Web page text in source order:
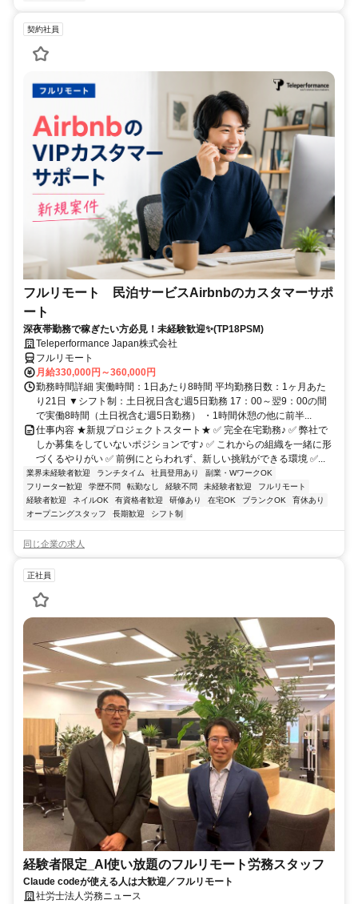
契約社員
フルリモート 民泊サービスAirbnbのカスタマーサポ
ート
深夜帯勤務で稼ぎたい方必見！未経験歓迎✨(TP18PSM)
Teleperformance Japan株式会社
フルリモート
月給330,000円～360,000円
勤務時間詳細 実働時間：1日あたり8時間 平均勤務日数：1ヶ月あた
り21日 ▼シフト制：土日祝日含む週5日勤務 17：00～翌9：00の間
で実働8時間（土日祝含む週5日勤務） ・1時間休憩の他に前半...
仕事内容 ★新規プロジェクトスタート★ ✅ 完全在宅勤務♪ ✅ 弊社で
しか募集をしていないポジションです♪ ✅ これからの組織を一緒に形
づくるやりがい ✅ 前例にとらわれず、新しい挑戦ができる環境 ✅...
業界未経験者歓迎 ランチタイム 社員登用あり
副業・WワークOK
フリーター歓迎
学歴不問 転勤なし 経験不問 未経験者歓迎
フルリモート
経験者歓迎
ネイルOK 有資格者歓迎 研修あり 在宅OK ブランクOK
育休あり
オープニングスタッフ
長期歓迎 シフト制
同じ企業の求人
正社員
経験者限定_AI使い放題のフルリモート労務スタッフ
Claude codeが使える人は大歓迎／フルリモート
社労士法人労務ニュース